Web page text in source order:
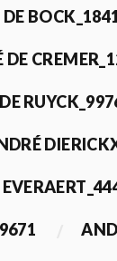
DE